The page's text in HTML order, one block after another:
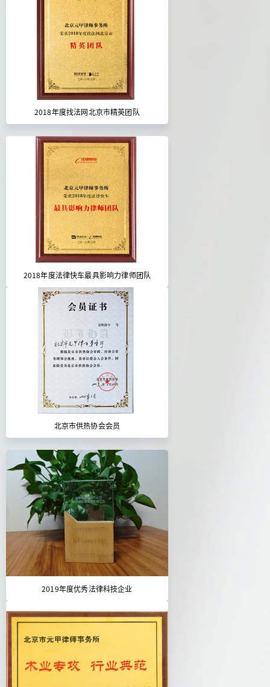
2018年度找法网北京市精英团队
2018年度法律快车最具影响力律师团队
北京市供热协会会员
2019年度优秀法律科技企业